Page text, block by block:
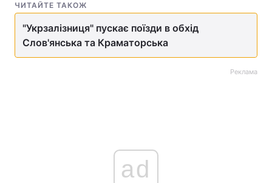
ЧИТАЙТЕ ТАКОЖ
"Укрзалізниця" пускає поїзди в обхід
Слов'янська та Краматорська
Реклама
ad